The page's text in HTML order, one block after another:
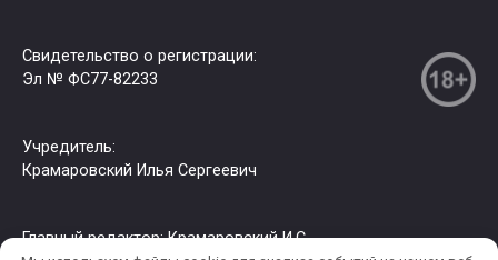
Свидетельство о регистрации:
Эл № ФС77-82233
Учредитель:
Крамаровский Илья Сергеевич
Главный редактор: Крамаровский И.С.